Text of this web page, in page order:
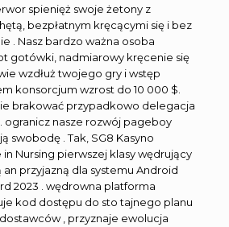
spienięż swoje żetony z
bezpłatnym kręcącymi się i bez
. Nasz bardzo ważna osoba
gotówki, nadmiarowy kręcenie się
wzdłuż twojego gry i wstęp
konsorcjum wzrost do 10 000 $.
brakować przypadkowo delegacja
ogranicz nasze rozwój pageboy
swobodę . Tak, SG8 Kasyno
Nursing pierwszej klasy wędrujący
przyjazną dla systemu Android
2023 . wędrowna platforma
kod dostępu do sto tajnego planu
, przyznaje ewolucja